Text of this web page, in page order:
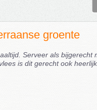
groente
Serveer als bijgerecht
is dit gerecht ook heerlijk.